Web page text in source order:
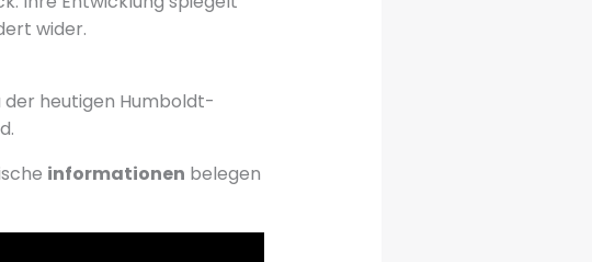
wider.
der heutigen Humboldt-
informationen belegen